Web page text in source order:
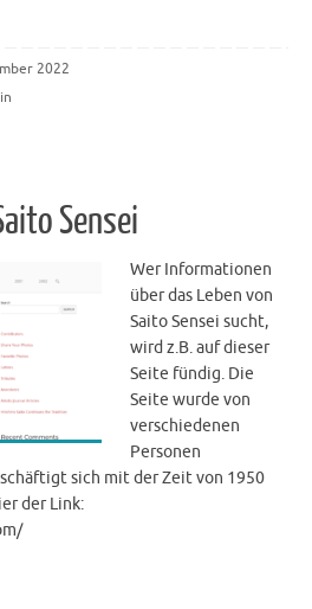
2022
Sensei
Wer Informationen
über das Leben von
Saito Sensei sucht,
wird z.B. auf dieser
Seite fündig. Die
Seite wurde von
verschiedenen
Personen
sich mit der Zeit von 1950
der Link: